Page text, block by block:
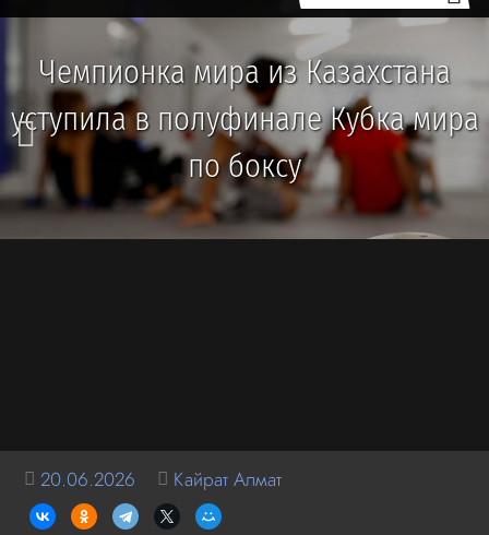
Чемпионка мира из Казахстана
уступила в полуфинале Кубка мира
по боксу
20.06.2026 Кайрат Алмат